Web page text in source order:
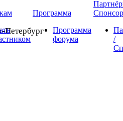
Петербург
Программа
Программа
форума
/